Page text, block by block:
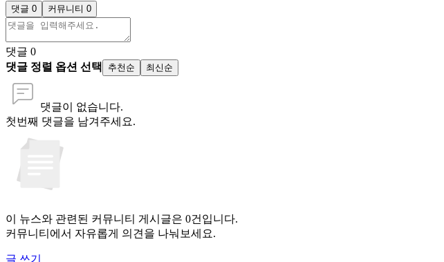
댓글 0 커뮤니티 0
댓글 0
댓글 정렬 옵션 선택
추천순 최신순
댓글이 없습니다.
첫번째 댓글을 남겨주세요.
이 뉴스와 관련된 커뮤니티 게시글은 0건입니다.
커뮤니티에서 자유롭게 의견을 나눠보세요.
글 쓰기